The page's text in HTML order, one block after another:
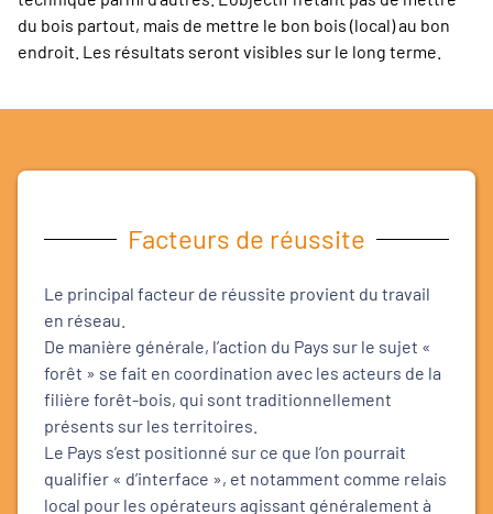
du bois partout, mais de mettre le bon bois (local) au bon
endroit. Les résultats seront visibles sur le long terme.
Facteurs de réussite
Le principal facteur de réussite provient du travail
en réseau.
De manière générale, l’action du Pays sur le sujet «
forêt » se fait en coordination avec les acteurs de la
filière forêt-bois, qui sont traditionnellement
présents sur les territoires.
Le Pays s’est positionné sur ce que l’on pourrait
qualifier « d’interface », et notamment comme relais
local pour les opérateurs agissant généralement à